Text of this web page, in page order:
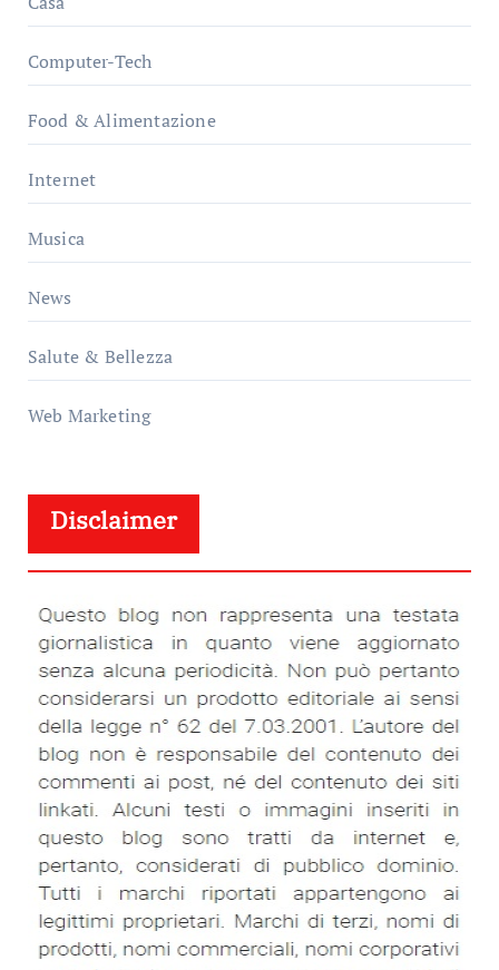
Computer-Tech
Food & Alimentazione
Internet
Musica
News
Salute & Bellezza
Web Marketing
Disclaimer